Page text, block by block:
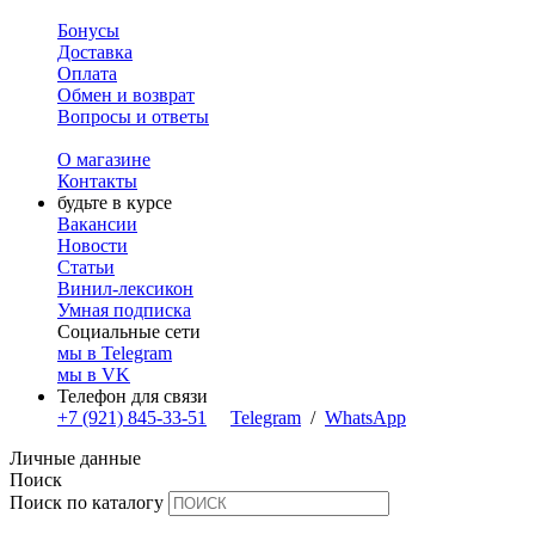
Бонусы
Доставка
Оплата
Обмен и возврат
Вопросы и ответы
О магазине
Контакты
будьте в курсе
Вакансии
Новости
Статьи
Винил-лексикон
Умная подписка
Социальные сети
мы в Telegram
мы в VK
Телефон для связи
+7 (921) 845-33-51
Telegram / WhatsApp
Личные данные
Поиск
Поиск по каталогу